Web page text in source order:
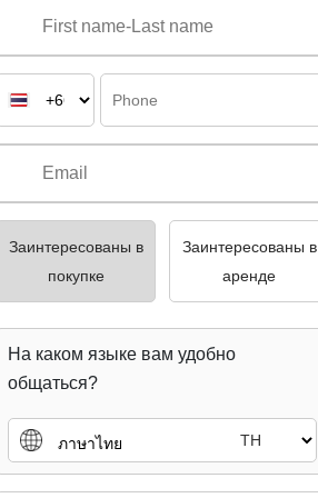
Заинтересованы в
покупке
Заинтересованы в
аренде
На каком языке вам удобно
общаться?
TH